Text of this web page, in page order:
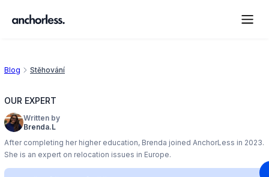
Blog Stěhování
OUR EXPERT
Written by
Brenda.L
After completing her higher education, Brenda joined AnchorLess in 2023.
She is an expert on relocation issues in Europe.